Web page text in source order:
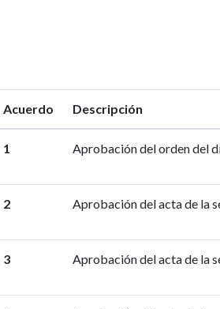
Acuerdo Descripción
1 Aprobación del orden del
2 Aprobación del acta de la
3 Aprobación del acta de la